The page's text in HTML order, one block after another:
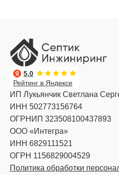
Рейтинг в Яндексе
5,0
ИП Лукьянчик Светлана
ИНН 502773156764
ОГРНИП 323508100437893
ООО «Интегра»
ИНН 6829111521
ОГРН 1156829004529
Политика обработки